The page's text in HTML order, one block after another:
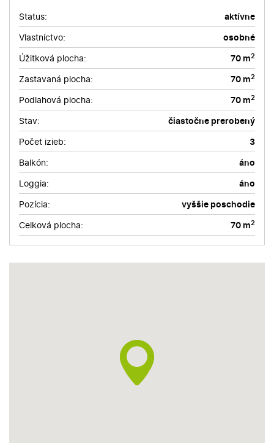
Status:
aktívne
Vlastníctvo:
osobné
Úžitková plocha:
70 m2
Zastavaná plocha: 70 m2
Podlahová plocha: 70 m2
Stav:
čiastočne prerobený
Počet izieb:
3
Balkón:
áno
Loggia:
áno
Pozícia:
vyššie poschodie
Celková plocha:
70 m2